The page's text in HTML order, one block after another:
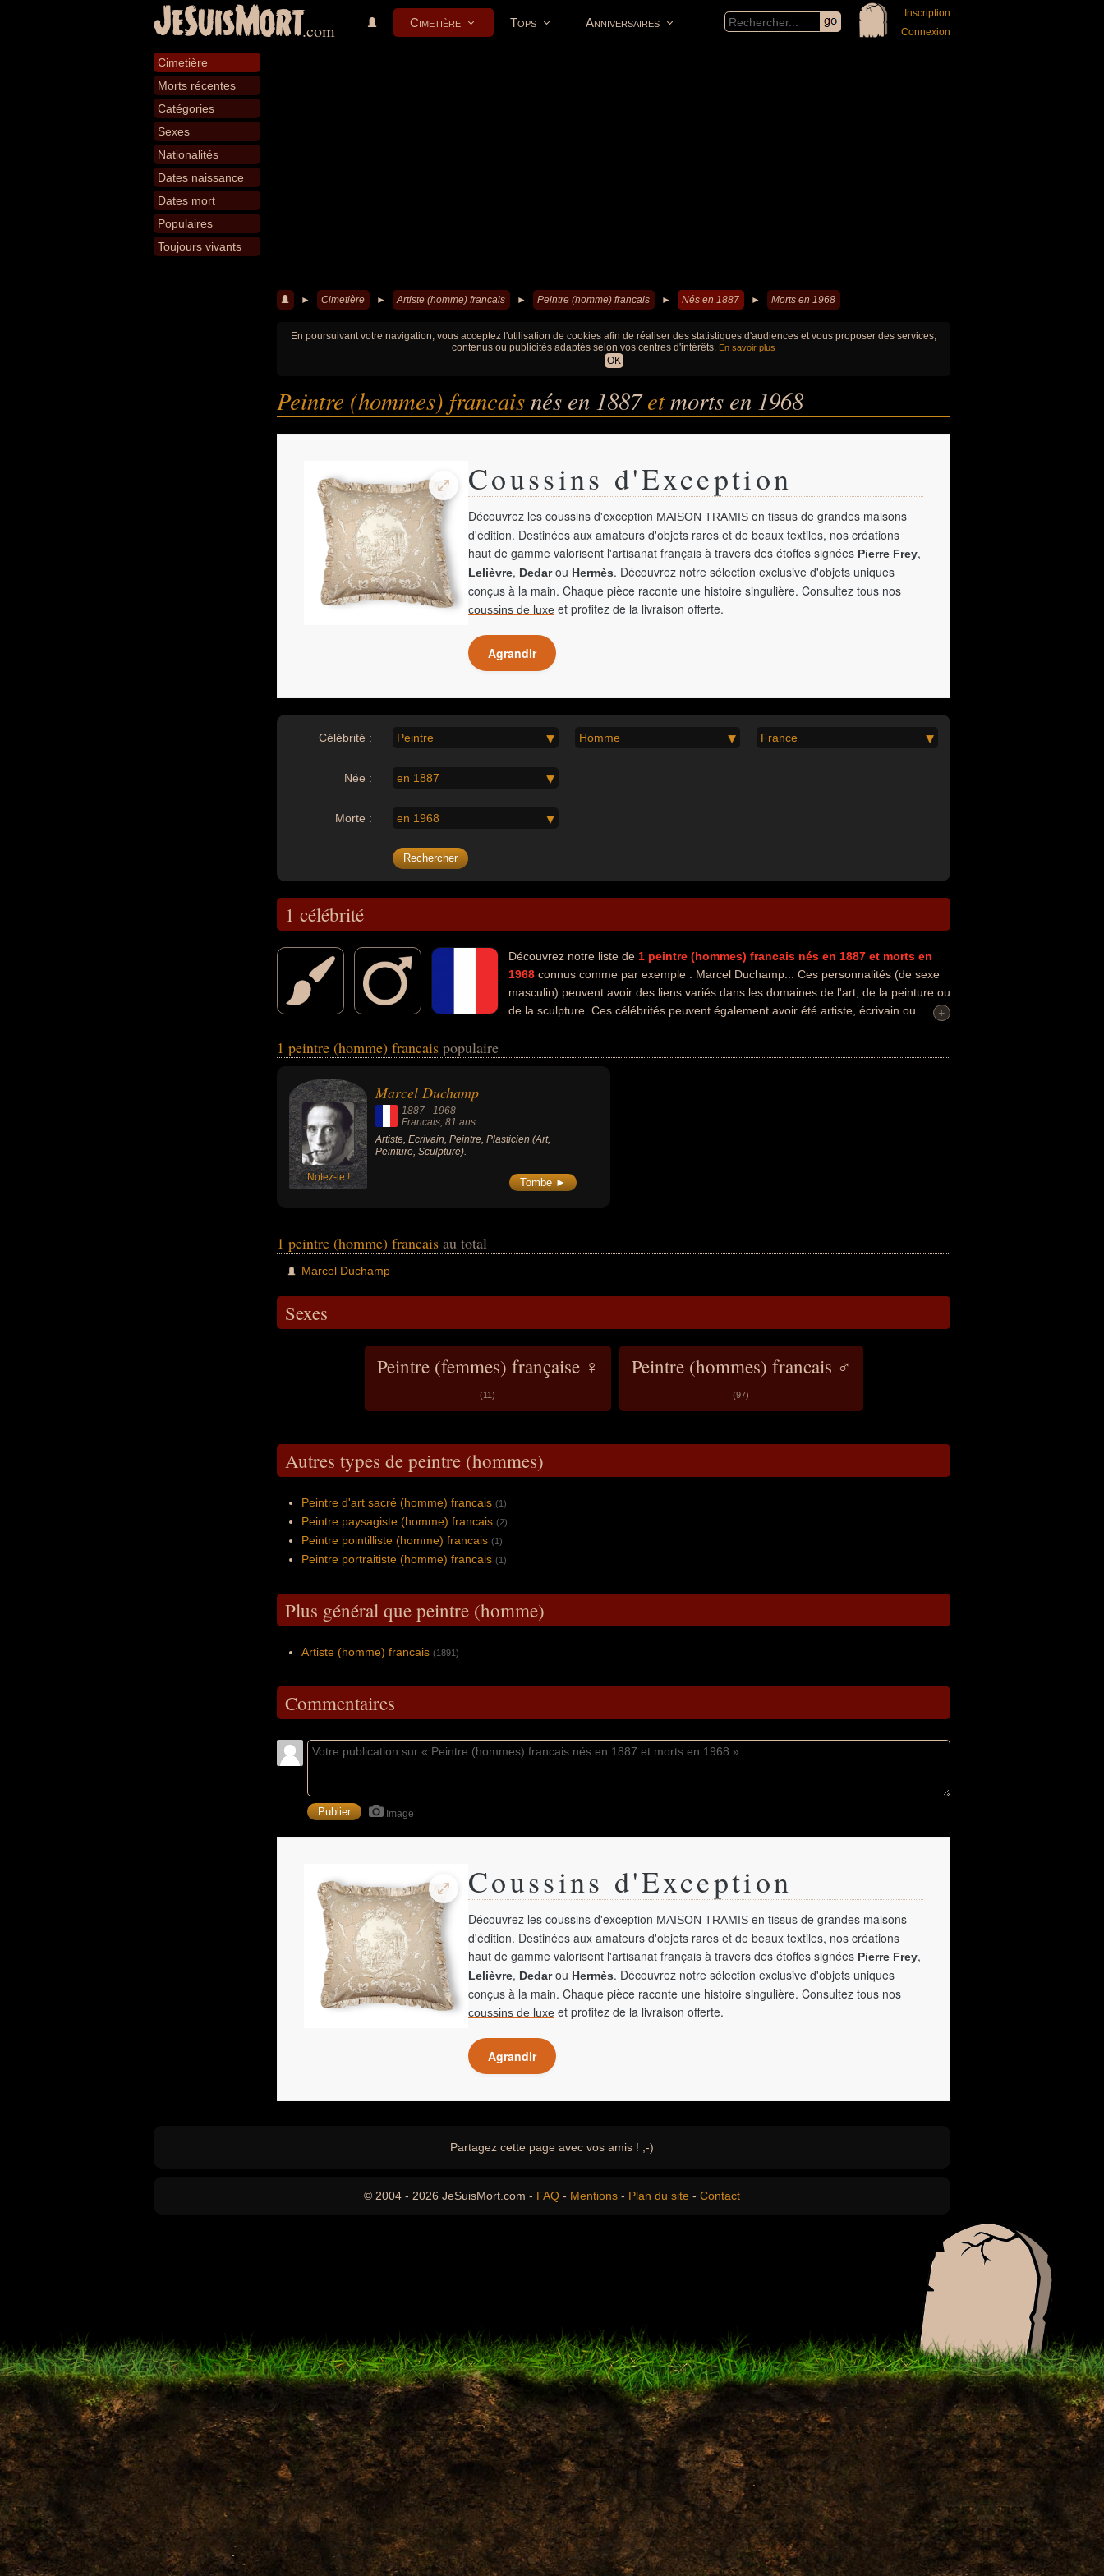
JeSuisMort.com Cimetière Tops Anniversaires
Inscription
Connexion
Cimetière
Morts récentes
Catégories
Sexes
Nationalités
Dates naissance
Dates mort
Populaires
Toujours vivants
► Cimetière ► Artiste (homme) francais ► Peintre (homme) francais ► Nés en 1887 ► Morts en 1968
En poursuivant votre navigation, vous acceptez l'utilisation de cookies afin de réaliser des statistiques d'audiences et vous proposer des services,
contenus ou publicités adaptés selon vos centres d'intérêts. En savoir plus
OK
Peintre (hommes) francaisnés en 1887etmorts en 1968
Coussins d'Exception
Découvrez les coussins d'exception MAISON TRAMIS en tissus de grandes maisons
d'édition. Destinées aux amateurs d'objets rares et de beaux textiles, nos créations
haut de gamme valorisent l'artisanat français à travers des étoffes signées Pierre Frey,
Lelièvre, Dedarou Hermès. Découvrez notre sélection exclusive d'objets uniques
conçus à la main. Chaque pièce raconte une histoire singulière. Consultez tous nos
coussins de luxe et profitez de la livraison offerte.
Agrandir
Célébrité : Peintre Homme France
Née : en 1887
Morte : en 1968
1 célébrité
Découvrez notre liste de 1 peintre (hommes) francais nés en 1887 et morts en
1968 connus comme par exemple : Marcel Duchamp... Ces personnalités (de sexe
masculin) peuvent avoir des liens variés dans les domaines de l'art, de la peinture ou
de la sculpture. Ces célébrités peuvent également avoir été artiste, écrivain ou
+
1 peintre (homme) francais populaire
Notez-le !
Marcel Duchamp
1887 - 1968
Francais, 81 ans
Artiste, Écrivain, Peintre, Plasticien (Art,
Peinture, Sculpture).
Tombe ►
1 peintre (homme) francais au total
Marcel Duchamp
Sexes
Peintre (femmes) française ♀
(11)
Peintre (hommes) francais ♂
(97)
Autres types de peintre (hommes)
Peintre d'art sacré (homme) francais (1)
Peintre paysagiste (homme) francais (2)
Peintre pointilliste (homme) francais (1)
Peintre portraitiste (homme) francais (1)
Plus général que peintre (homme)
Artiste (homme) francais (1891)
Commentaires
Image
Coussins d'Exception
Découvrez les coussins d'exception MAISON TRAMIS en tissus de grandes maisons
d'édition. Destinées aux amateurs d'objets rares et de beaux textiles, nos créations
haut de gamme valorisent l'artisanat français à travers des étoffes signées Pierre Frey,
Lelièvre, Dedarou Hermès. Découvrez notre sélection exclusive d'objets uniques
conçus à la main. Chaque pièce raconte une histoire singulière. Consultez tous nos
coussins de luxe et profitez de la livraison offerte.
Agrandir
Partagez cette page avec vos amis ! ;-)
© 2004 - 2026 JeSuisMort.com - FAQ - Mentions - Plan du site - Contact